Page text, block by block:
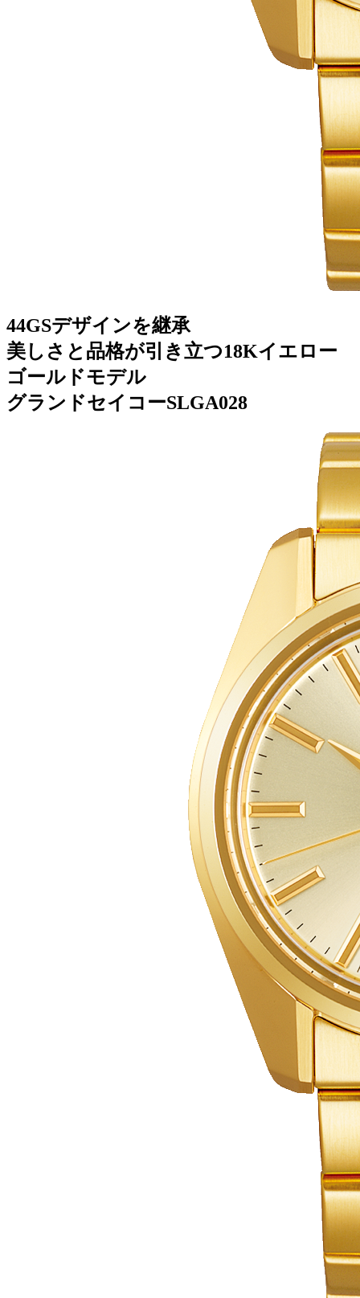
44GSデザインを継承
美しさと品格が引き立つ18Kイエロー
ゴールドモデル
グランドセイコーSLGA028